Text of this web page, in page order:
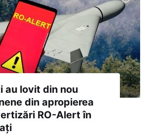
au lovit din nou
din apropierea
RO-Alert în